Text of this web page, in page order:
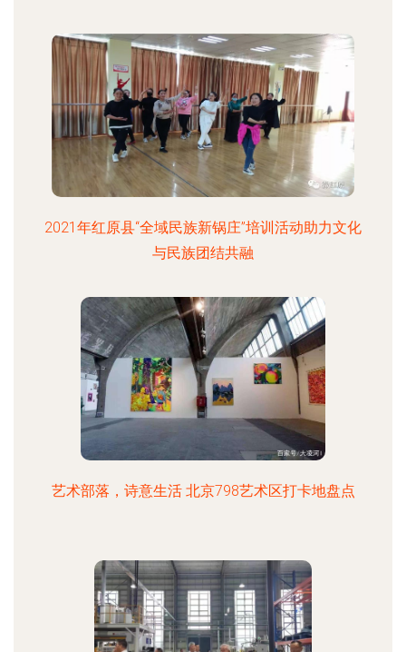
2021年红原县“全域民族新锅庄”培训活动助力文化
与民族团结共融
艺术部落，诗意生活 北京798艺术区打卡地盘点